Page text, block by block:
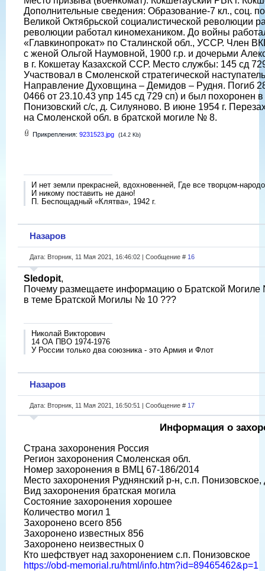
Дополнительные сведения: Образование-7 кл., соц.
Великой Октябрьской социалистической революции
революции работал киномехаником. До войны
«Главкинопрокат» по Сталинской обл., УССР. Член
с женой Ольгой Наумовной, 1900 г.р. и дочерьми
в г. Кокшетау Казахской ССР. Место службы: 145 сд
Участвовал в Смоленской стратегической
Направление Духовщина – Демидов – Рудня. Погиб
0466 от 23.10.43 упр 145 сд 729 сп) и был похоронен
Понизовский с/с, д. Силуяново. В июне 1954 г.
на Смоленской обл. в братской могиле № 8.
Прикрепления: 9231523.jpg (14.2 Kb)
И нет земли прекрасней, вдохновенней, Где все творцом-
И никому поставить не дано!
П. Беспощадный «Клятва», 1942 г.
Назаров
Дата: Вторник, 11 Мая 2021, 16:46:02 | Сообщение # 16
Sledopit,
Почему размещаете информацию о Братской
в теме Братской Могилы № 10 ???
Николай Викторович
14 ОА ПВО 1974-1976
У России только два союзника - это Армия и Флот
Назаров
Дата: Вторник, 11 Мая 2021, 16:50:51 | Сообщение # 17
Информация о
Страна захоронения Россия
Регион захоронения Смоленская обл.
Номер захоронения в ВМЦ 67-186/2014
Место захоронения Руднянский р-н, с.п.
Вид захоронения братская могила
Состояние захоронения хорошее
Количество могил 1
Захоронено всего 856
Захоронено известных 856
Захоронено неизвестных 0
Кто шефствует над захоронением с.п. Понизовское
https://obd-memorial.ru/html/info.htm?id=89465462&p=1